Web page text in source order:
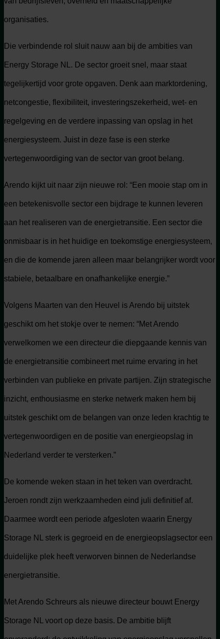
organisaties.
Die verbindende rol sluit nauw aan bij de ambities van
Energy Storage NL. De sector groeit snel, maar staat
tegelijkertijd voor grote opgaven. Denk aan marktordening,
netcongestie, flexibiliteit, investeringszekerheid, wet- en
regelgeving en de verdere inpassing van opslag in het
energiesysteem. Juist in deze fase is een sterke
vertegenwoordiging van de sector van groot belang.
Arendo kijkt uit naar zijn nieuwe rol: “Een mooie stap om in
een betekenisvolle sector een bijdrage te kunnen leveren
aan het realiseren van de energietransitie. Een sector die
onmisbaar is in het huidige en toekomstige energiesysteem,
en die de komende jaren alleen maar belangrijker wordt voor
stabiele, betaalbare en onafhankelijke energie.”
Volgens Maarten van den Heuvel is Arendo bij uitstek
geschikt om het stokje over te nemen: “Met Arendo
verwelkomen we een directeur die diepgaande kennis van
de energietransitie combineert met ruime ervaring in het
verbinden van publieke en private partijen. Zijn strategische
inzicht, enthousiasme en sterke netwerk maken hem bij
uitstek geschikt om de belangen van onze leden krachtig te
vertegenwoordigen en de positie van energieopslag in
Nederland verder te versterken.”
De komende weken staan in het teken van overdracht.
Jeroen rondt zijn werkzaamheden eind juli definitief af.
Daarmee wordt een periode afgesloten waarin Energy
Storage NL sterk is gegroeid en de energieopslagsector een
duidelijke plek heeft verworven binnen de Nederlandse
energietransitie.
Met Arendo Schreurs als nieuwe directeur bouwt Energy
Storage NL voort op deze basis. De ambitie blijft